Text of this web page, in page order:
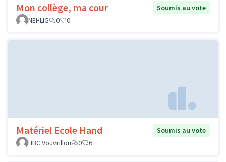
Mon collège, ma cour
Soumis au vote
NEHLIG
0 0
Matériel Ecole Hand
Soumis au vote
HBC Vouvrillon
0 6